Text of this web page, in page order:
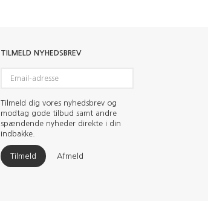
TILMELD NYHEDSBREV
adresse
Tilmeld dig vores nyhedsbrev og
modtag gode tilbud samt andre
spændende nyheder direkte i din
indbakke.
Tilmeld Afmeld